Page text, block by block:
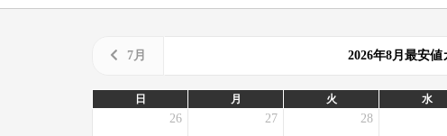
7月 2026年8月最安
日 月 火 水
26 27 28